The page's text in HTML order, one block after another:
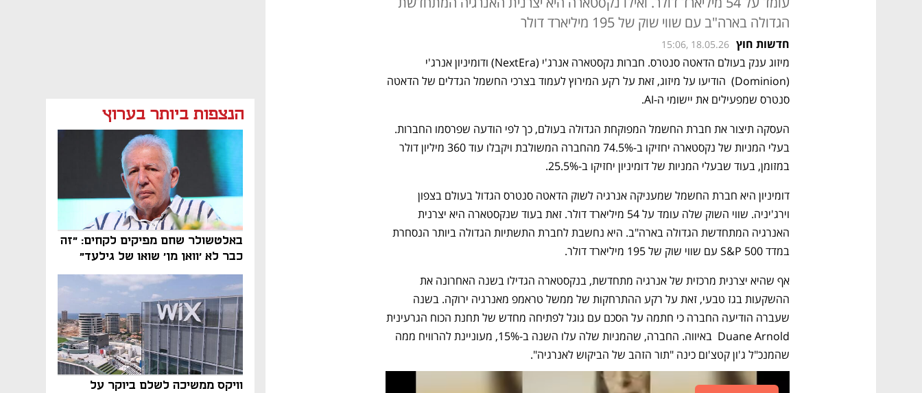
הנצפות ביותר בערוץ
באלטשולר שחם מפיקים לקחים: "זה
כבר לא 'וואן מן' שואו של גילעד"
וויקס ממשיכה לשלם ביוקר על
הגדולה בארה"ב עם שווי שוק של 195 מיליארד דולר
חדשות חוץ 15:06, 18.05.26
סנטרס שמפעילים את יישומי ה-AI.
במזומן, בעוד שבעלי המניות של דומיניון יחזיקו ב-25.5%.
במדד S&P 500 עם שווי שוק של 195 מיליארד דולר.
שהמנכ"ל ג'ון קטצ'ום כינה "תור הזהב של הביקוש לאנרגיה".